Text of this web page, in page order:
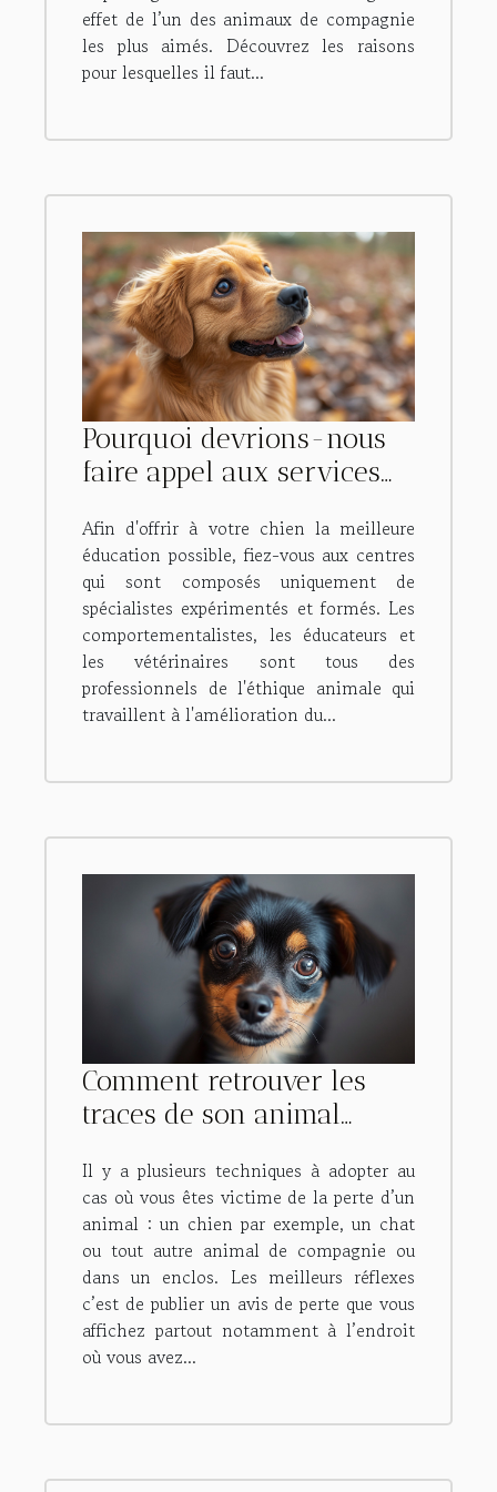
effet de l’un des animaux de compagnie
les plus aimés. Découvrez les raisons
pour lesquelles il faut...
Pourquoi devrions-nous
faire appel aux services
d'éducation canine
positive ?
Afin d'offrir à votre chien la meilleure
éducation possible, fiez-vous aux centres
qui sont composés uniquement de
spécialistes expérimentés et formés. Les
comportementalistes, les éducateurs et
les vétérinaires sont tous des
professionnels de l'éthique animale qui
travaillent à l'amélioration du...
Comment retrouver les
traces de son animal
Il y a plusieurs techniques à adopter au
cas où vous êtes victime de la perte d’un
animal : un chien par exemple, un chat
ou tout autre animal de compagnie ou
dans un enclos. Les meilleurs réflexes
c’est de publier un avis de perte que vous
affichez partout notamment à l’endroit
où vous avez...